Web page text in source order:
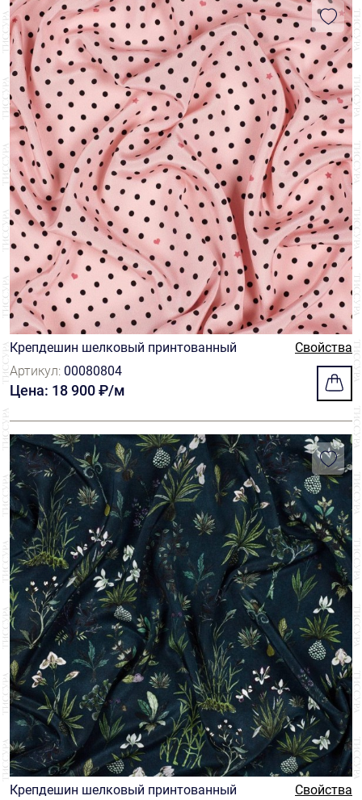
Крепдешин шелковый принтованный
Свойства
Артикул: 00080804
Цена: 18 900 ₽/м
Крепдешин шелковый принтованный
Свойства